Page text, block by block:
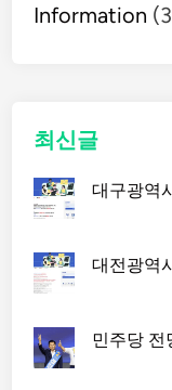
Information
최신글
대구광역
대전광역
민주당 전